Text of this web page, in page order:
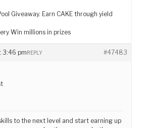
Giveaway. Earn CAKE through yield
Win millions in prizes
3:46 pm #47483
REPLY
to the next level and start earning up